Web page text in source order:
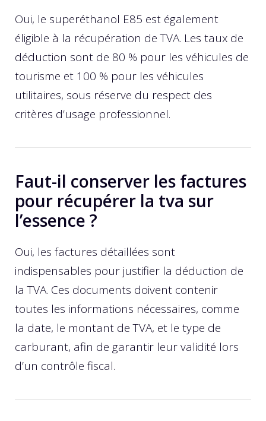
Oui, le superéthanol E85 est également
éligible à la récupération de TVA. Les taux de
déduction sont de 80 % pour les véhicules de
tourisme et 100 % pour les véhicules
utilitaires, sous réserve du respect des
critères d’usage professionnel.
Faut-il conserver les factures
pour récupérer la tva sur
l’essence ?
Oui, les factures détaillées sont
indispensables pour justifier la déduction de
la TVA. Ces documents doivent contenir
toutes les informations nécessaires, comme
la date, le montant de TVA, et le type de
carburant, afin de garantir leur validité lors
d’un contrôle fiscal.